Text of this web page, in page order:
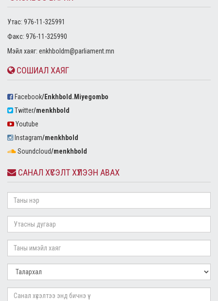
Утас: 976-11-325991
Факс: 976-11-325990
Mэйл хаяг: enkhboldm@parliament.mn
СОШИАЛ ХАЯГ
Facebook/Enkhbold.Miyegombo
Twitter/menkhbold
Youtube
Instagram/menkhbold
Soundcloud/menkhbold
САНАЛ ХҮСЭЛТ ХҮЛЭЭН АВАХ